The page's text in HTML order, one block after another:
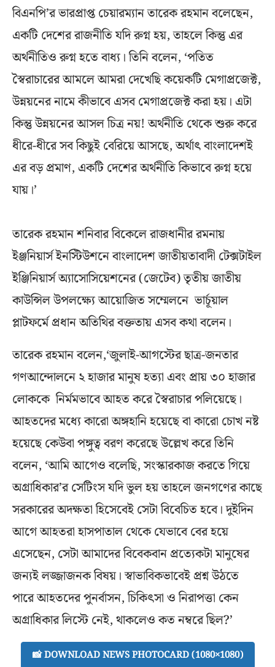
বিএনপি’র ভারপ্রাপ্ত চেয়ারম্যান তারেক রহমান বলেছেন,
একটি দেশের রাজনীতি যদি রুগ্ন হয়, তাহলে কিন্তু এর
অর্থনীতিও রুগ্ন হতে বাধ্য। তিনি বলেন, ‘পতিত
স্বৈরাচারের আমলে আমরা দেখেছি কয়েকটি মেগাপ্রজেক্ট,
উন্নয়নের নামে কীভাবে এসব মেগাপ্রজেক্ট করা হয়। এটা
কিন্তু উন্নয়নের আসল চিত্র নয়! অর্থনীতি থেকে শুরু করে
ধীরে-ধীরে সব কিছুই বেরিয়ে আসছে, অর্থাৎ বাংলাদেশই
এর বড় প্রমাণ, একটি দেশের অর্থনীতি কিভাবে রুগ্ন হয়ে
যায়।’
তারেক রহমান শনিবার বিকেলে রাজধানীর রমনায়
ইঞ্জনিয়ার্স ইনস্টিউশনে বাংলাদেশ জাতীয়তাবাদী টেক্সটাইল
ইঞ্জিনিয়ার্স অ্যাসোসিয়েশনের (জেটেব) তৃতীয় জাতীয়
কাউন্সিল উপলক্ষ্যে আয়োজিত সম্মেলনে ভার্চূয়াল
প্লাটফর্মে প্রধান অতিথির বক্ততায় এসব কথা বলেন।
তারেক রহমান বলেন,‘জুলাই-আগস্টের ছাত্র-জনতার
গণআন্দোলনে ২ হাজার মানুষ হত্যা এবং প্রায় ৩০ হাজার
লোককে নির্মমভাবে আহত করে স্বৈরাচার পলিয়েছে।
আহতদের মধ্যে কারো অঙ্গহানি হয়েছে বা কারো চোখ নষ্ট
হয়েছে কেউবা পঙ্গুত্ব বরণ করেছে উল্লেখ করে তিনি
বলেন, ‘আমি আগেও বলেছি, সংস্কারকাজ করতে গিয়ে
অগ্রাধিকার’র সেটিংস যদি ভুল হয় তাহলে জনগণের কাছে
সরকারের অদক্ষতা হিসেবেই সেটা বিবেচিত হবে। দুইদিন
আগে আহতরা হাসপাতাল থেকে যেভাবে বের হয়ে
এসেছেন, সেটা আমাদের বিবেকবান প্রত্যেকটা মানুষের
জন্যই লজ্জাজনক বিষয়। স্বাভাবিকভাবেই প্রশ্ন উঠতে
পারে আহতদের পুনর্বাসন, চিকিৎসা ও নিরাপত্তা কেন
অগ্রাধিকার লিস্টে নেই, থাকলেও কত নম্বরে ছিল?’
📸 DOWNLOAD NEWS PHOTOCARD (1080×1080)